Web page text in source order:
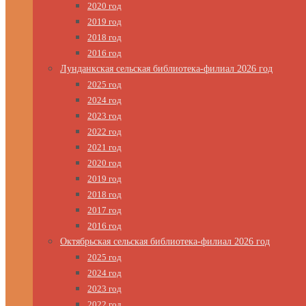
2020 год
2019 год
2018 год
2016 год
Лунданкская сельская библиотека-филиал 2026 год
2025 год
2024 год
2023 год
2022 год
2021 год
2020 год
2019 год
2018 год
2017 год
2016 год
Октябрьская сельская библиотека-филиал 2026 год
2025 год
2024 год
2023 год